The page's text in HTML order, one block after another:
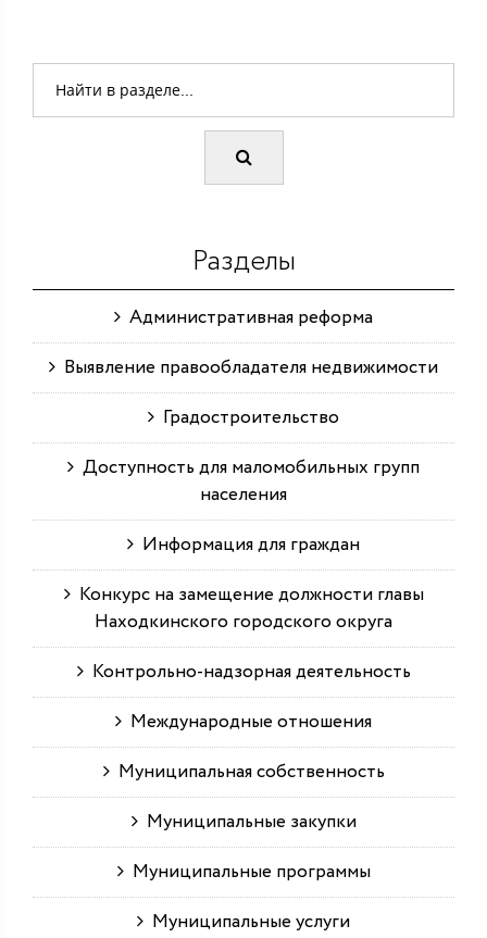
Разделы
Административная реформа
Выявление правообладателя недвижимости
Градостроительство
Доступность для маломобильных групп
населения
Информация для граждан
Конкурс на замещение должности главы
Находкинского городского округа
Контрольно-надзорная деятельность
Международные отношения
Муниципальная собственность
Муниципальные закупки
Муниципальные программы
Муниципальные услуги